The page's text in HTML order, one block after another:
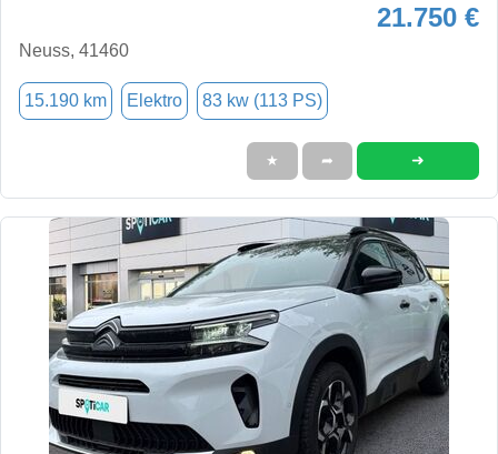
21.750 €
Neuss, 41460
15.190 km Elektro 83 kw (113 PS)
★ ➦ ➜